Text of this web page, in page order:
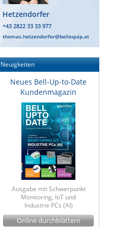
Hetzendorfer
+43 2822 33 33 977
thomas.hetzendorfer@bellequip.at
Neuigkeiten
Neues Bell-Up-to-Date
Kundenmagazin
Ausgabe mit Schwerpunkt
Monitoring, IoT und
Industrie PCs (AI)
Online durchblättern